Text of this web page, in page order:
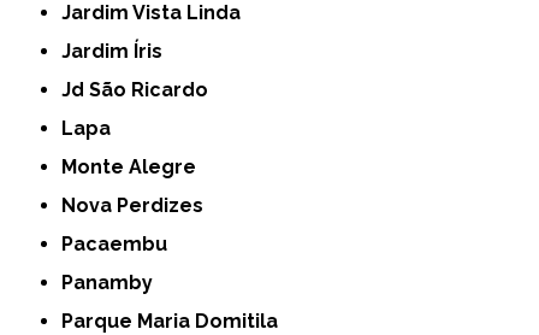
Jardim Vista Linda
Jardim Íris
Jd São Ricardo
Lapa
Monte Alegre
Nova Perdizes
Pacaembu
Panamby
Parque Maria Domitila